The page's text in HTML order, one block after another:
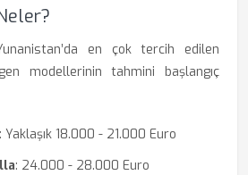
en çok tercih edilen
modellerinin tahmini başlangıç
: Yaklaşık 18.000 - 21.000 Euro
: 24.000 - 28.000 Euro